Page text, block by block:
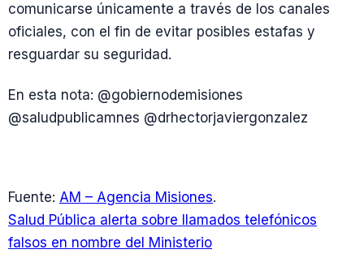
comunicarse únicamente a través de los canales
oficiales, con el fin de evitar posibles estafas y
resguardar su seguridad.
En esta nota: @gobiernodemisiones
@saludpublicamnes @drhectorjaviergonzalez
Fuente: AM – Agencia Misiones.
Salud Pública alerta sobre llamados telefónicos
falsos en nombre del Ministerio